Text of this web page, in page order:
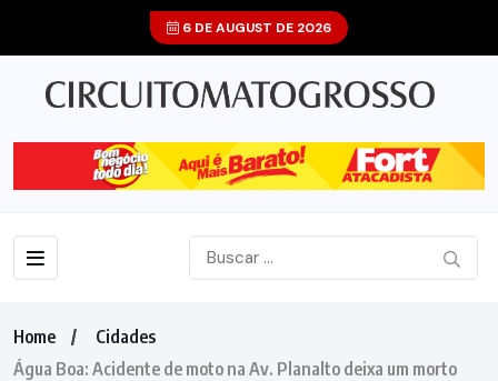
6 DE AUGUST DE 2026
Home
Cidades
Água Boa: Acidente de moto na Av. Planalto deixa um morto